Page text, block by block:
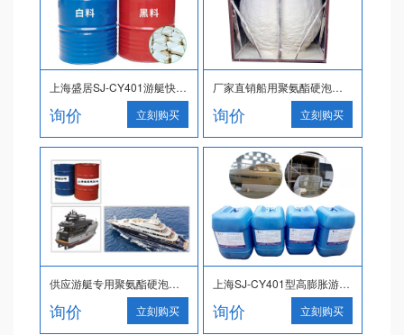
上海盛居SJ-CY401游艇快艇船专用防水保温双组聚氨酯发泡剂
询价 立刻购买
厂家直销船用聚氨酯硬泡发泡料 船体填充聚氨酯硬泡发泡料批发
询价 立刻购买
供应游艇专用聚氨酯硬泡发泡剂
询价 立刻购买
上海SJ-CY401型高膨胀游艇船体填充防水缓冲用双组份聚氨酯发泡剂
询价 立刻购买